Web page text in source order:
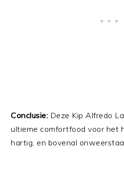
Conclusie: Deze Kip Alfredo
ultieme comfortfood voor het
hartig, en bovenal